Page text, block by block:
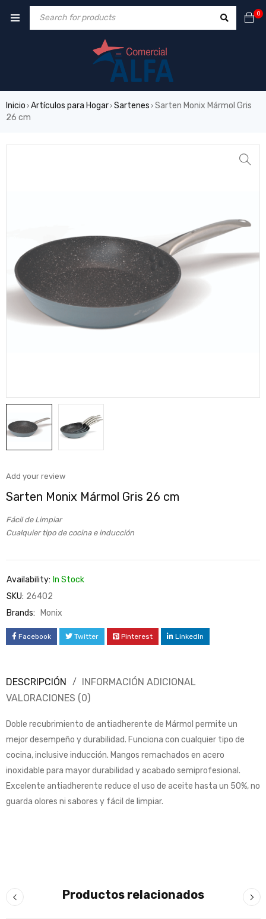
0
Inicio › Artículos para Hogar› Sartenes › Sarten Monix Mármol Gris
26 cm
Add your review
Sarten Monix Mármol Gris 26 cm
Fácil de Limpiar
Cualquier tipo de cocina e inducción
Availability: In Stock
SKU: 26402
Brands:
Monix
Facebook Twitter Pinterest LinkedIn
DESCRIPCIÓN
INFORMACIÓN ADICIONAL
VALORACIONES (0)
Doble recubrimiento de antiadherente de Mármol permite un
mejor desempeño y durabilidad. Funciona con cualquier tipo de
cocina, inclusive inducción. Mangos remachados en acero
inoxidable para mayor durabilidad y acabado semiprofesional.
Excelente antiadherente reduce el uso de aceite hasta un 50%, no
guarda olores ni sabores y fácil de limpiar.
Productos relacionados